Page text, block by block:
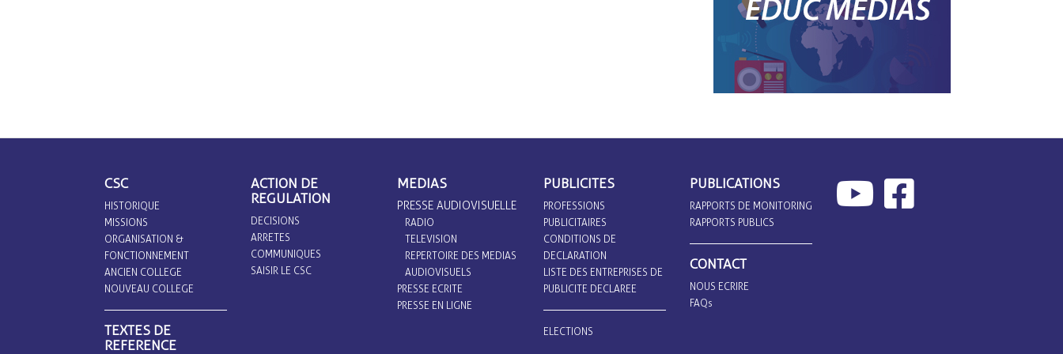
CSC
HISTORIQUE
MISSIONS
ORGANISATION &
FONCTIONNEMENT
ANCIEN COLLEGE
NOUVEAU COLLEGE
TEXTES DE
REFERENCE
ACTION DE
REGULATION
DECISIONS
ARRETES
COMMUNIQUES
SAISIR LE CSC
MEDIAS
PRESSE AUDIOVISUELLE
RADIO
TELEVISION
REPERTOIRE DES MEDIAS
AUDIOVISUELS
PRESSE ECRITE
PRESSE EN LIGNE
PUBLICITES
PROFESSIONS
PUBLICITAIRES
CONDITIONS DE
DECLARATION
LISTE DES ENTREPRISES DE
PUBLICITE DECLAREE
ELECTIONS
PUBLICATIONS
RAPPORTS DE MONITORING
RAPPORTS PUBLICS
CONTACT
NOUS ECRIRE
FAQs